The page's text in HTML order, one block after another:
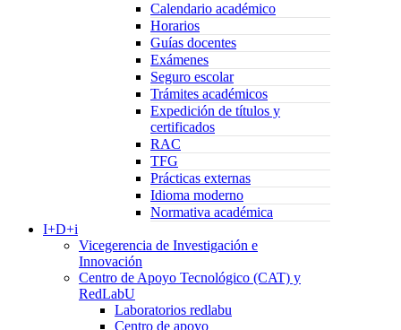
Calendario académico
Horarios
Guías docentes
Exámenes
Seguro escolar
Trámites académicos
Expedición de títulos y
certificados
RAC
TFG
Prácticas externas
Idioma moderno
Normativa académica
I+D+i
Vicegerencia de Investigación e
Innovación
Centro de Apoyo Tecnológico (CAT) y
RedLabU
Laboratorios redlabu
Centro de apoyo